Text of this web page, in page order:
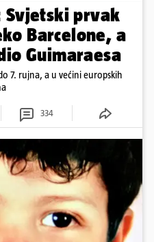
Svjetski prvak
Barcelone, a
Guimaraesa
7. rujna, a u većini europskih
334